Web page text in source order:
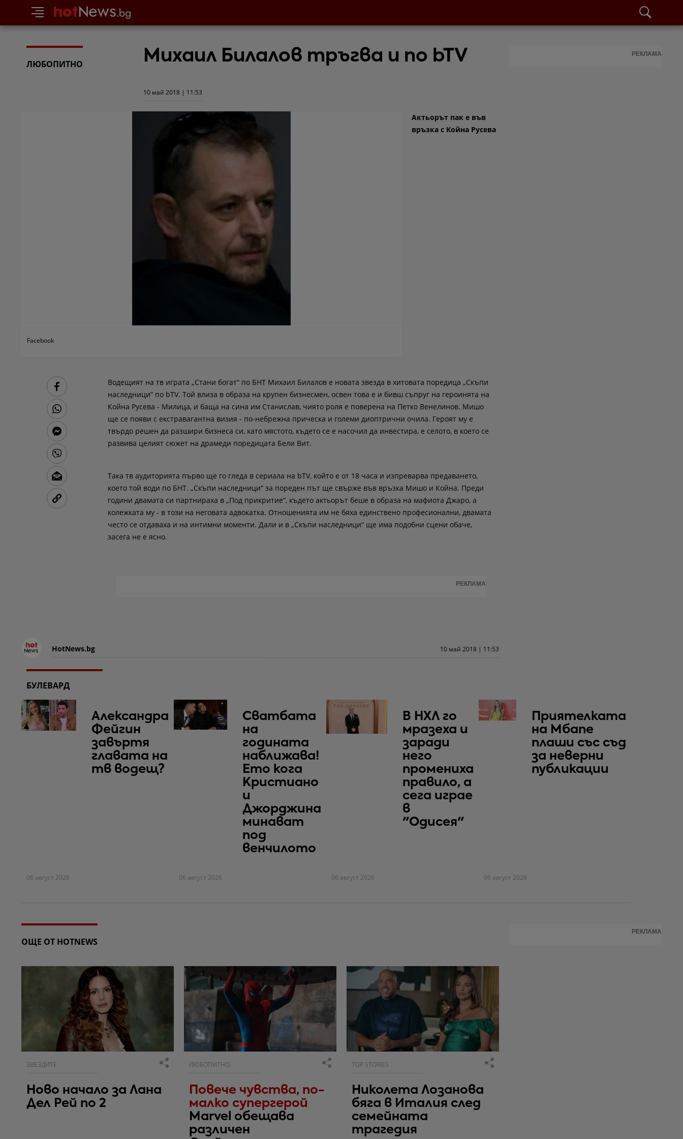
ЛЮБОПИТНО Михаил Билалов тръгва и по bTV
10 май 2018 | 11:53
Facebook
Актьорът пак е във
връзка с Койна Русева
Водещият на тв играта „Стани богат“ по БНТ Михаил Билалов е новата звезда в хитовата поредица „Скъпи
наследници“ по bTV. Той влиза в образа на крупен бизнесмен, освен това е и бивш съпруг на героинята на
Койна Русева - Милица, и баща на сина им Станислав, чиято роля е поверена на Петко Венелинов. Мишо
ще се появи с екстравагантна визия - по-небрежна прическа и големи диоптрични очила. Героят му е
твърдо решен да разшири бизнеса си, като мястото, където се е насочил да инвестира, е селото, в което се
развива целият сюжет на драмеди поредицата Бели Вит.
Така тв аудиторията първо ще го гледа в сериала на bTV, който е от 18 часа и изпреварва предаването,
което той води по БНТ. „Скъпи наследници“ за пореден път ще свърже във връзка Мишо и Койна. Преди
години двамата си партнираха в „Под прикритие“, където актьорът беше в образа на мафиота Джаро, а
колежката му - в този на неговата адвокатка. Отношенията им не бяха единствено професионални, двамата
често се отдаваха и на интимни моменти. Дали и в „Скъпи наследници“ ще има подобни сцени обаче,
засега не е ясно.
РЕКЛАМА
HotNews.bg 10 май 2018 | 11:53
РЕКЛАМА
БУЛЕВАРД
Александра
Фейгин
завъртя
главата на
тв водещ?
06 август 2026
Сватбата
на
годината
наближава!
Ето кога
Кристиано
и
Джорджина
минават
под
венчилото
06 август 2026
В НХЛ го
мразеха и
заради
него
промениха
правило, а
сега играе
в
"Одисея"
06 август 2026
Приятелката
на Мбапе
плаши със съд
за неверни
публикации
06 август 2026
ОЩЕ ОТ HOTNEWS
ЗВЕЗДИТЕ
Ново начало за Лана
Дел Рей по 2
ЛЮБОПИТНО
Повече чувства, по-
малко супергерой
Marvel обещава
различен
TOP STORIES
Николета Лозанова
бяга в Италия след
семейната
трагедия
РЕКЛАМА